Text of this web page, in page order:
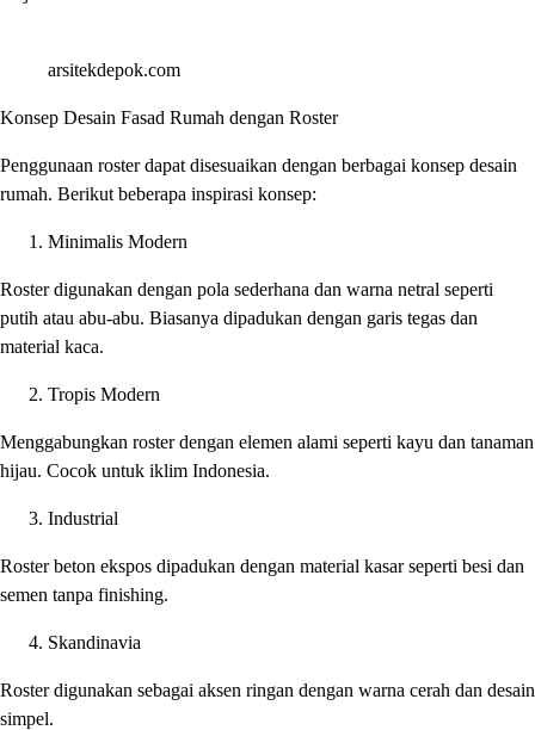
arsitekdepok.com
Konsep Desain Fasad Rumah dengan Roster
Penggunaan roster dapat disesuaikan dengan berbagai konsep desain
rumah. Berikut beberapa inspirasi konsep:
Minimalis Modern
Roster digunakan dengan pola sederhana dan warna netral seperti
putih atau abu-abu. Biasanya dipadukan dengan garis tegas dan
material kaca.
Tropis Modern
Menggabungkan roster dengan elemen alami seperti kayu dan tanaman
hijau. Cocok untuk iklim Indonesia.
Industrial
Roster beton ekspos dipadukan dengan material kasar seperti besi dan
semen tanpa finishing.
Skandinavia
Roster digunakan sebagai aksen ringan dengan warna cerah dan desain
simpel.